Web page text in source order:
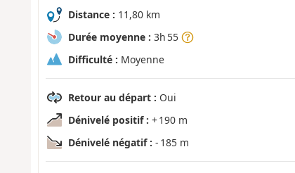
Distance : 11,80 km
Durée moyenne : 3h 55
Difficulté : Moyenne
Retour au départ : Oui
Dénivelé positif : + 190 m
Dénivelé négatif : - 185 m